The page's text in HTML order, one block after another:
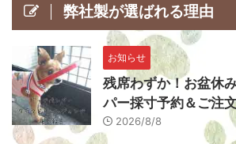
弊社製が選ばれる理由
お知らせ
残席わずか！お盆休
パー採寸予約＆ご注
2026/8/8